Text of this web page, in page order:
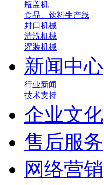
瓶盖机
食品、饮料生产线
封口机械
清洗机械
灌装机械
新闻中心
行业新闻
技术支持
企业文化
售后服务
网络营销